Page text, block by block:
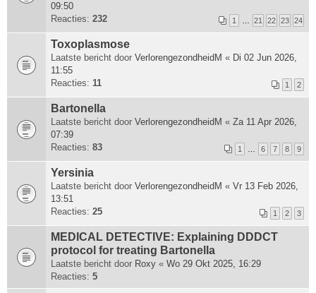
09:50
Reacties: 232 1 21 22 23 24
Toxoplasmose
Laatste bericht door VerlorengezondheidM « Di 02 Jun 2026,
11:55
Reacties: 11 1 2
Bartonella
Laatste bericht door VerlorengezondheidM « Za 11 Apr 2026,
07:39
Reacties: 83 1 6 7 8 9
Yersinia
Laatste bericht door VerlorengezondheidM « Vr 13 Feb 2026,
13:51
Reacties: 25 1 2 3
MEDICAL DETECTIVE: Explaining DDDCT
protocol for treating Bartonella
Laatste bericht door Roxy « Wo 29 Okt 2025, 16:29
Reacties: 5